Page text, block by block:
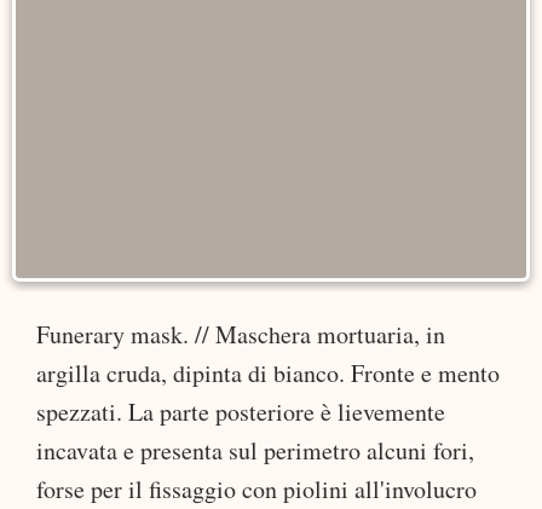
Funerary mask. // Maschera mortuaria, in
argilla cruda, dipinta di bianco. Fronte e mento
spezzati. La parte posteriore è lievemente
incavata e presenta sul perimetro alcuni fori,
forse per il fissaggio con piolini all'involucro